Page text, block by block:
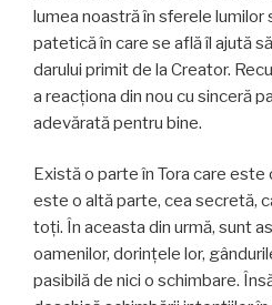
lumea noastră în sferele lumilor
patetică în care se află îl ajută
darului primit de la Creator.
a reacţiona din nou cu sinceră
adevărată pentru bine.
Există o parte în Tora care
este o altă parte, cea secretă,
toţi. În aceasta din urmă, sunt
oamenilor, dorinţele lor,
pasibilă de nici o schimbare.